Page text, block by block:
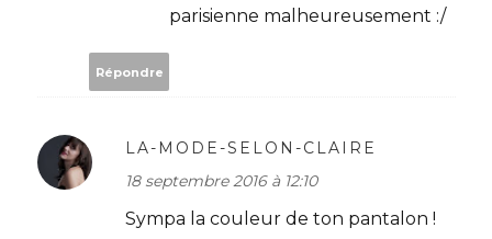
parisienne malheureusement :/
Répondre
LA-MODE-SELON-CLAIRE
18 septembre 2016 à 12:10
Sympa la couleur de ton pantalon !